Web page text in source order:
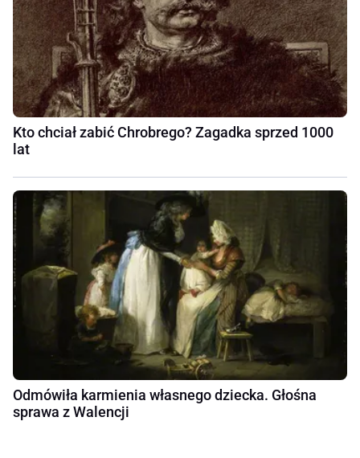
Kto chciał zabić Chrobrego? Zagadka sprzed 1000
lat
Odmówiła karmienia własnego dziecka. Głośna
sprawa z Walencji